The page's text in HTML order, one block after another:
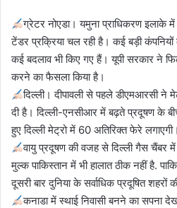
ग्रेटर नोएडा। यमुना प्राधिकरण इलाके
टेंडर प्रक्रिया चल रही है। कई बड़ी
कई बदलाव भी किए गए हैं। यूपी सरकार ने
करने का फैसला किया है।
दिल्ली। दीपावली से पहले डीएमआरसी ने
दी है। दिल्ली-एनसीआर में बढ़ते प्रदूषण के
हुए दिल्ली मेट्रो में 60 अतिरिक्त फेरे लगाएगी।
वायु प्रदूषण की वजह से दिल्ली गैस चैंबर में
मुल्क पाकिस्तान में भी हालात ठीक नहीं है.
दूसरी बार दुनिया के सर्वाधिक प्रदूषित
कनाडा में स्थाई निवासी बनने का सपना